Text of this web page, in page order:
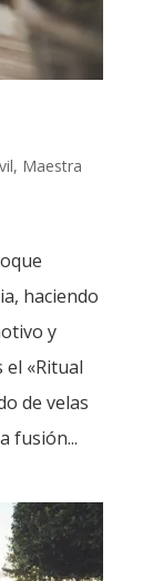
, Maestra
haciendo
y
«Ritual
de velas
fusión...